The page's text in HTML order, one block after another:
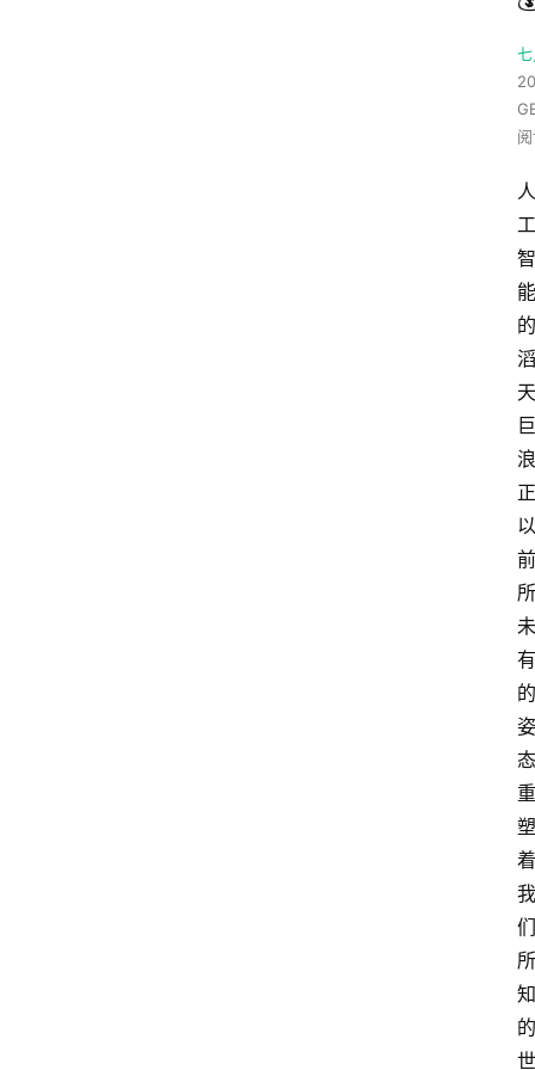
人
工
智
能
的
滔
天
巨
浪
正
以
前
所
未
有
的
姿
态
重
塑
着
我
们
所
知
的
世